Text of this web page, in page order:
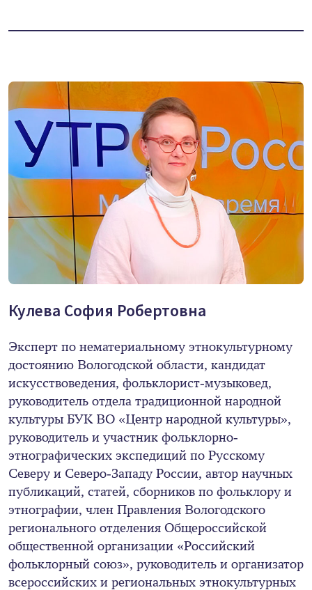
Кулева София Робертовна
Эксперт по нематериальному этнокультурному
достоянию Вологодской области, кандидат
искусствоведения, фольклорист-музыковед,
руководитель отдела традиционной народной
культуры БУК ВО «Центр народной культуры»,
руководитель и участник фольклорно-
этнографических экспедиций по Русскому
Северу и Северо-Западу России, автор научных
публикаций, статей, сборников по фольклору и
этнографии, член Правления Вологодского
регионального отделения Общероссийской
общественной организации «Российский
фольклорный союз», руководитель и организатор
всероссийских и региональных этнокультурных